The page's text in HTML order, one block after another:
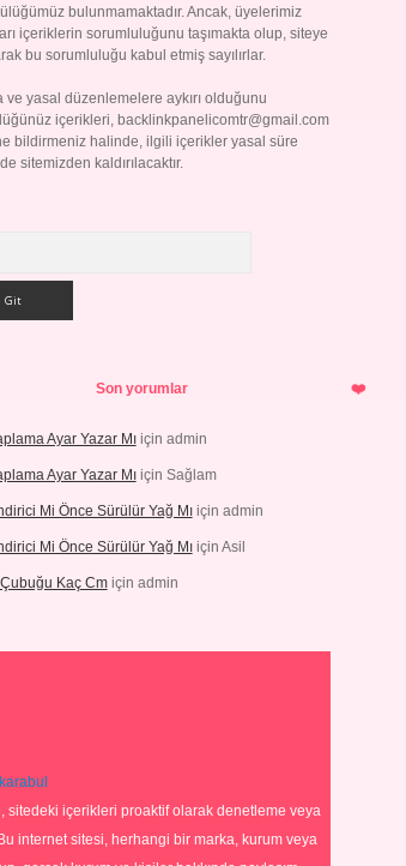
bulunmamaktadır. Ancak, üyelerimiz
içeriklerin sorumluluğunu taşımakta olup, siteye
bu sorumluluğu kabul etmiş sayılırlar.
ve yasal düzenlemelere aykırı olduğunu
içerikleri, backlinkpanelicomtr@gmail.com
bildirmeniz halinde, ilgili içerikler yasal süre
sitemizden kaldırılacaktır.
Son yorumlar
Ayar Yazar Mıiçin admin
Ayar Yazar Mıiçin Sağlam
Mi Önce Sürülür Yağ Mıiçin admin
Mi Önce Sürülür Yağ Mıiçin Asil
Kaç Cmiçin admin
sitedeki içerikleri proaktif olarak denetleme veya
internet sitesi, herhangi bir marka, kurum veya